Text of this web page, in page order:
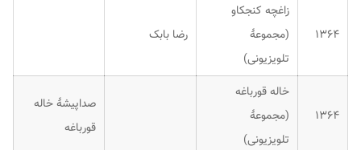
۱۳۶۴
زاغچه کنجکاو
(مجموعهٔ
تلویزیونی)
رضا بابک
۱۳۶۴
خاله قورباغه
(مجموعهٔ
تلویزیونی)
صداپیشهٔ خاله
قورباغه